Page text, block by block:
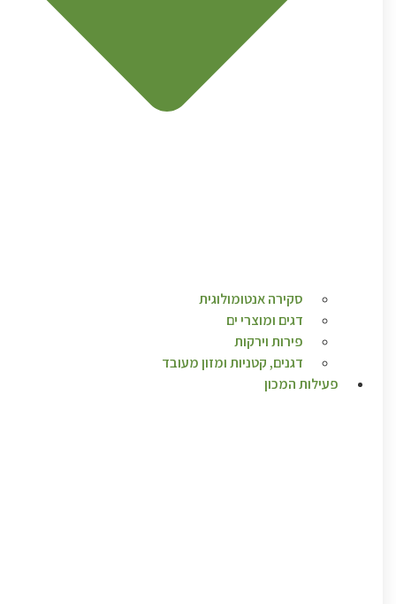
סקירה אנטומולוגית
דגים ומוצרי ים
פירות וירקות
דגנים, קטניות ומזון מעובד
פעילות המכון